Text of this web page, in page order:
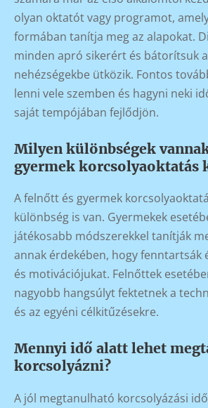
olyan oktatót vagy programot,
formában tanítja meg az alapokat.
minden apró sikerért és bátorítsuk
nehézségekbe ütközik. Fontos
lenni vele szemben és hagyni neki
saját tempójában fejlődjön.
Milyen különbségek
gyermek korcsolyaoktatás
A felnőtt és gyermek
különbség is van. Gyermekek
játékosabb módszerekkel tanítják
annak érdekében, hogy fenntartsák
és motivációjukat. Felnőttek
nagyobb hangsúlyt fektetnek a
és az egyéni célkitűzésekre.
Mennyi idő alatt lehet
korcsolyázni?
A jól megtanulható korcsolyázási